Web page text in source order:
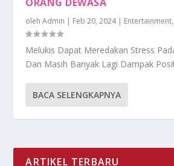
olehAdmin | Feb 20, 2024| Entertainment,
Melukis Dapat Meredakan Stress
Dan Masih Banyak Lagi Dampak
BACA SELENGKAPNYA
ARTIKEL TERBARU